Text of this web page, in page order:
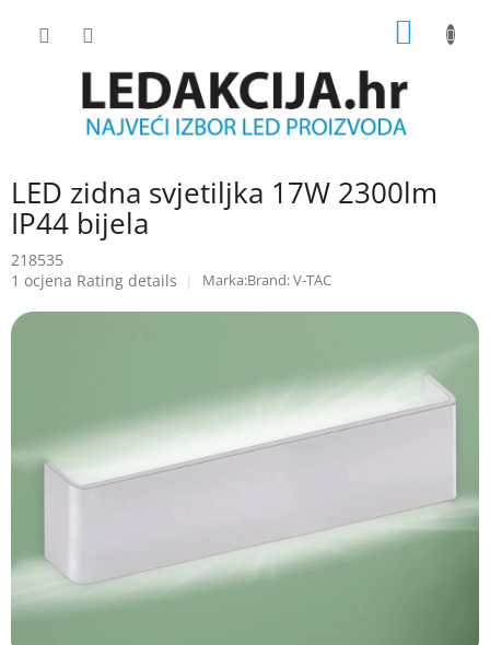
LED zidna svjetiljka 17W 2300lm
IP44 bijela
218535
The
product
stars.
1 ocjena Rating details Brand:V-TAC